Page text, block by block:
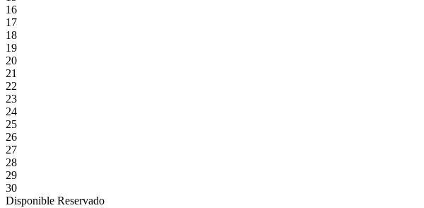
16
17
18
19
20
21
22
23
24
25
26
27
28
29
30
Disponible Reservado